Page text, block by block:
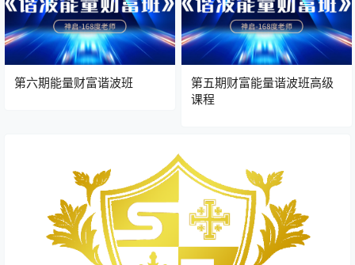
第六期能量财富谐波班
第五期财富能量谐波班高级
课程